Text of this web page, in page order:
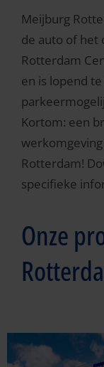
Meijburg
de auto of het
Rotterdam
en is lopend
Kortom: een
Rotterdam!
specifieke
Onze